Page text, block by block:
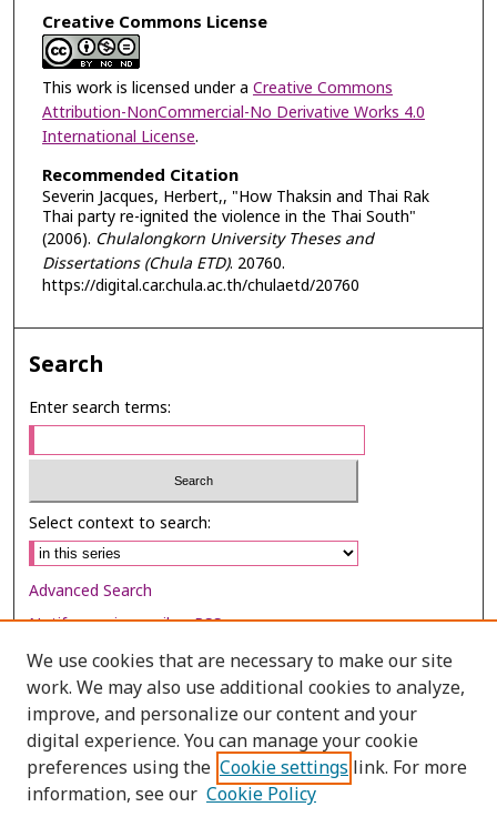
Creative Commons License
This work is licensed under a Creative Commons
Attribution-NonCommercial-No Derivative Works 4.0
International License.
Recommended Citation
Severin Jacques, Herbert,, "How Thaksin and Thai Rak
Thai party re-ignited the violence in the Thai South"
(2006). Chulalongkorn University Theses and
Dissertations (Chula ETD). 20760.
https://digital.car.chula.ac.th/chulaetd/20760
Search
Enter search terms:
Select context to search:
Advanced Search
Notify me via email orRSS
Browse
Collections
Disciplines
Authors
We use cookies that are necessary to make our site
work. We may also use additional cookies to analyze,
improve, and personalize our content and your
digital experience. You can manage your cookie
preferences using the Cookie settings link. For more
information, see our Cookie Policy